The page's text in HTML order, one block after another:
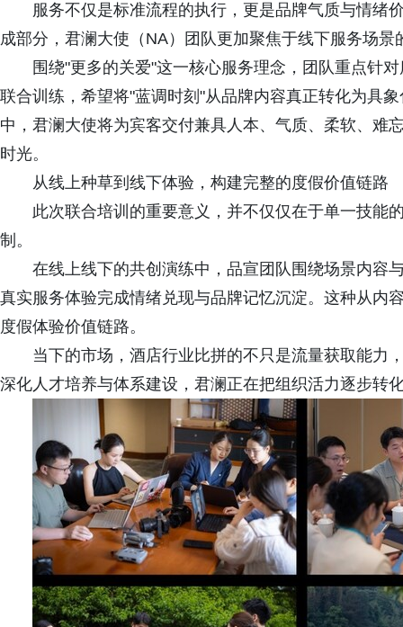
服务不仅是标准流程的执行，更是品牌气质与情绪
成部分，君澜大使（NA）团队更加聚焦于线下服务场景
围绕"更多的关爱"这一核心服务理念，团队重点针
联合训练，希望将"蓝调时刻"从品牌内容真正转化为具
中，君澜大使将为宾客交付兼具人本、气质、柔软、难
时光。
从线上种草到线下体验，构建完整的度假价值链路
此次联合培训的重要意义，并不仅仅在于单一技能
制。
在线上线下的共创演练中，品宣团队围绕场景内容
真实服务体验完成情绪兑现与品牌记忆沉淀。这种从内
度假体验价值链路。
当下的市场，酒店行业比拼的不只是流量获取能力
深化人才培养与体系建设，君澜正在把组织活力逐步转